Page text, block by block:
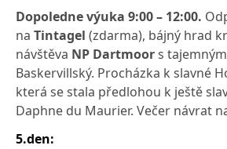
Dopoledne výuka 9:00 – 12:00.
na Tintagel (zdarma), bájný hrad
návštěva NP Dartmoors
Baskervillský. Procházka k slavné
která se stala předlohou k ještě
Daphne du Maurier. Večer návrat
5.den: